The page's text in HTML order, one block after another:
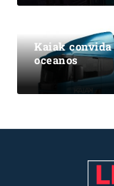
Kaiak
oceanos